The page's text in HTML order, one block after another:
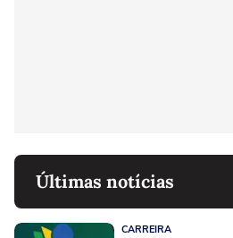
Últimas notícias
CARREIRA